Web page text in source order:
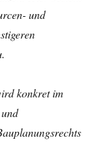
und
konkret im